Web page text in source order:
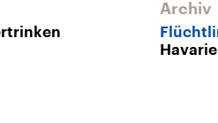
Archiv